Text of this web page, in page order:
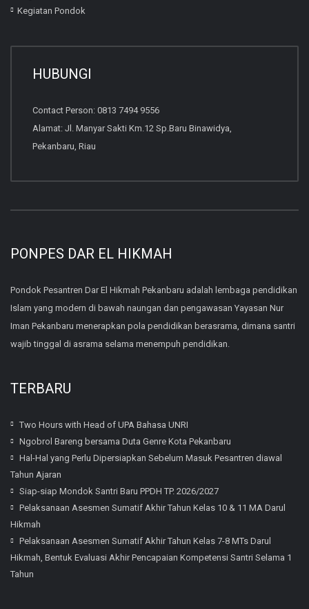
Kegiatan Pondok
HUBUNGI
Contact Person: 0813 7494 9556
Alamat: Jl. Manyar Sakti Km.12 Sp.Baru Binawidya,
Pekanbaru, Riau
PONPES DAR EL HIKMAH
Pondok Pesantren Dar El Hikmah Pekanbaru adalah lembaga pendidikan
Islam yang modern di bawah naungan dan pengawasan Yayasan Nur
Iman Pekanbaru menerapkan pola pendidikan berasrama, dimana santri
wajib tinggal di asrama selama menempuh pendidikan.
TERBARU
Two Hours with Head of UPA Bahasa UNRI
Ngobrol Bareng bersama Duta Genre Kota Pekanbaru
Hal-Hal yang Perlu Dipersiapkan Sebelum Masuk Pesantren diawal
Tahun Ajaran
Siap-siap Mondok Santri Baru PPDH TP. 2026/2027
Pelaksanaan Asesmen Sumatif Akhir Tahun Kelas 10 & 11 MA Darul
Hikmah
Pelaksanaan Asesmen Sumatif Akhir Tahun Kelas 7-8 MTs Darul
Hikmah, Bentuk Evaluasi Akhir Pencapaian Kompetensi Santri Selama 1
Tahun